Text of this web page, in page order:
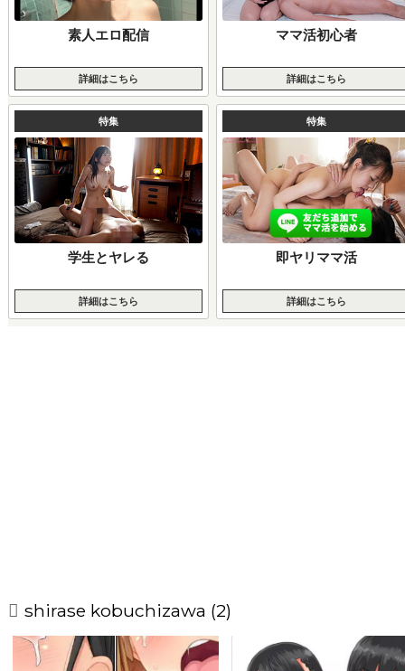
素人エロ配信
詳細はこちら
特集
学生とヤレる
詳細はこちら
ママ活初心者
詳細はこちら
特集
即ヤリママ活
詳細はこちら
shirase kobuchizawa (2)